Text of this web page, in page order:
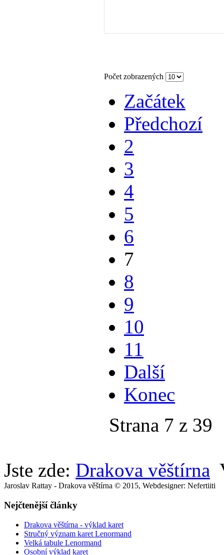
Počet zobrazených
Začátek
Předchozí
2
3
4
5
6
7
8
9
10
11
Další
Konec
Strana 7 z 39
Jste zde: Drakova věštírna
Jaroslav Rattay - Drakova věštírna © 2015, Webdesigner: Nefertiiti
Nejčtenější články
Drakova věštírna - výklad karet
Stručný význam karet Lenormand
Velká tabule Lenormand
Osobní výklad karet